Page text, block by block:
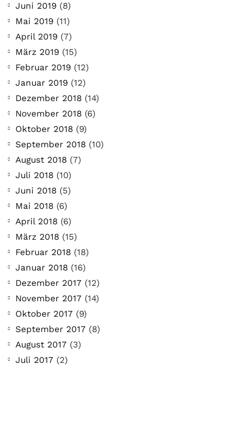
Juni 2019 (8)
Mai 2019 (11)
April 2019 (7)
März 2019 (15)
Februar 2019 (12)
Januar 2019 (12)
Dezember 2018 (14)
November 2018 (6)
Oktober 2018 (9)
September 2018 (10)
August 2018 (7)
Juli 2018 (10)
Juni 2018 (5)
Mai 2018 (6)
April 2018 (6)
März 2018 (15)
Februar 2018 (18)
Januar 2018 (16)
Dezember 2017 (12)
November 2017 (14)
Oktober 2017 (9)
September 2017 (8)
August 2017 (3)
Juli 2017 (2)